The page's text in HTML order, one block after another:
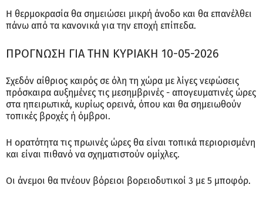
Η θερμοκρασία θα σημειώσει μικρή άνοδο και θα επανέλθει
πάνω από τα κανονικά για την εποχή επίπεδα.
ΠΡΟΓΝΩΣΗ ΓΙΑ ΤΗΝ ΚΥΡΙΑΚΗ 10-05-2026
Σχεδόν αίθριος καιρός σε όλη τη χώρα με λίγες νεφώσεις
πρόσκαιρα αυξημένες τις μεσημβρινές - απογευματινές ώρες
στα ηπειρωτικά, κυρίως ορεινά, όπου και θα σημειωθούν
τοπικές βροχές ή όμβροι.
Η ορατότητα τις πρωινές ώρες θα είναι τοπικά περιορισμένη
και είναι πιθανό να σχηματιστούν ομίχλες.
Οι άνεμοι θα πνέουν βόρειοι βορειοδυτικοί 3 με 5 μποφόρ.